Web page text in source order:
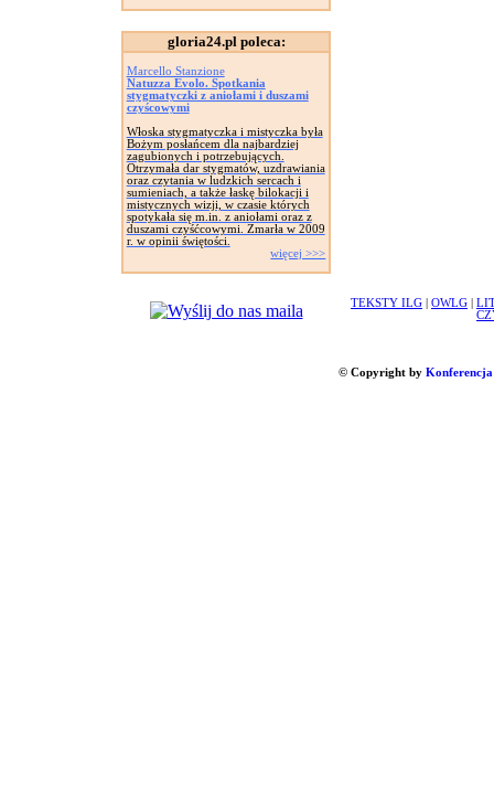
gloria24.pl poleca:
Marcello Stanzione
Natuzza Evolo. Spotkania
stygmatyczki z aniołami i duszami
czyścowymi
Włoska stygmatyczka i mistyczka była
Bożym posłańcem dla najbardziej
zagubionych i potrzebujących.
Otrzymała dar stygmatów, uzdrawiania
oraz czytania w ludzkich sercach i
sumieniach, a także łaskę bilokacji i
mistycznych wizji, w czasie których
spotykała się m.in. z aniołami oraz z
duszami czyśćcowymi. Zmarła w 2009
r. w opinii świętości.
więcej >>>
TEKSTY ILG OWLG
© Copyright by Konferencja